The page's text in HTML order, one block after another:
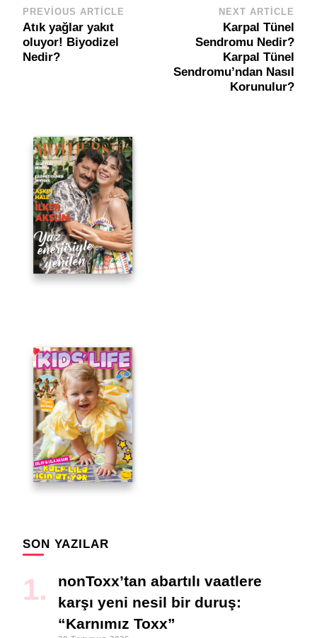
Post
Navigation
PREVIOUS ARTICLE
Atık yağlar yakıt
oluyor! Biyodizel
Nedir?
NEXT ARTICLE
Karpal Tünel
Sendromu Nedir?
Karpal Tünel
Sendromu’ndan Nasıl
Korunulur?
SON YAZILAR
nonToxx’tan abartılı vaatlere
karşı yeni nesil bir duruş:
“Karnımız Toxx”